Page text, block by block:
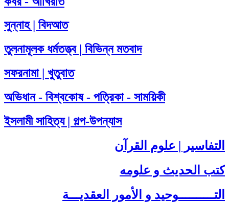
সুন্নাহ | বিদআত
তুলনামূলক ধর্মতত্ত্ব | বিভিন্ন মতবাদ
সফরনামা | খুতুবাত
অভিধান - বিশ্বকোষ - পত্রিকা - সাময়িকী
ইসলামী সাহিত্য | গল্প-উপন্যাস
التفاسير | علوم القرآن
كتب الحديث و علومه
التــــــــــوحيد و الأمور العقديـــة